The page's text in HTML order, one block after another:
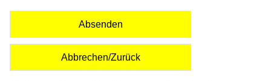
Absenden
Abbrechen/Zurück